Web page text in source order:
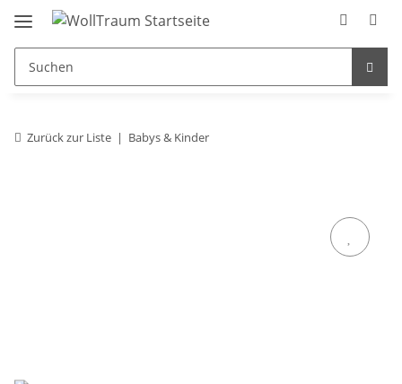
Zurück zur Liste Babys & Kinder